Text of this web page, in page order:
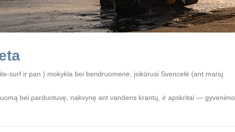
surf ir pan.) mokykla bei bendruomenė, įsikūrusi Svencelė (ant marių
bei parduotuvę, nakvynę ant vandens krantų, ir apskritai — gyvenimo